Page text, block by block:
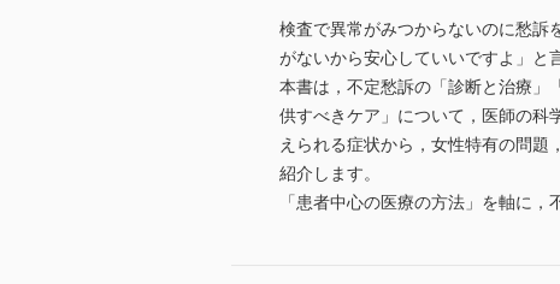
検査で異常がみつからないのに愁訴
がないから安心していいですよ」と
本書は，不定愁訴の「診断と治療」
供すべきケア」について，医師の科
えられる症状から，女性特有の問
紹介します。
「患者中心の医療の方法」を軸に